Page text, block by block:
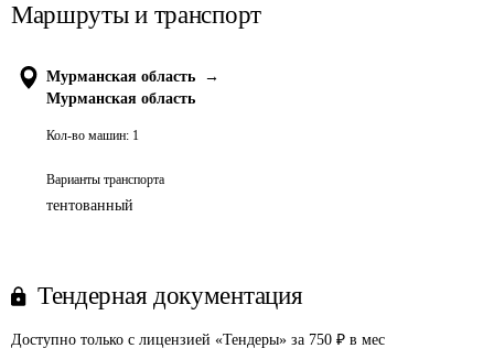
Маршруты и транспорт
Мурманская область
→
Мурманская область
Кол-во машин: 1
Варианты транспорта
тентованный
Тендерная документация
Доступно только с лицензией «Тендеры» за 750 ₽ в мес